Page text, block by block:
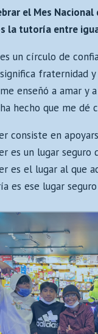
el Mes
la tutoría entre
un círculo de
fraternidad
enseñó a amar y a
hecho que me
consiste en
es un lugar seguro
es el lugar al que
es ese lugar